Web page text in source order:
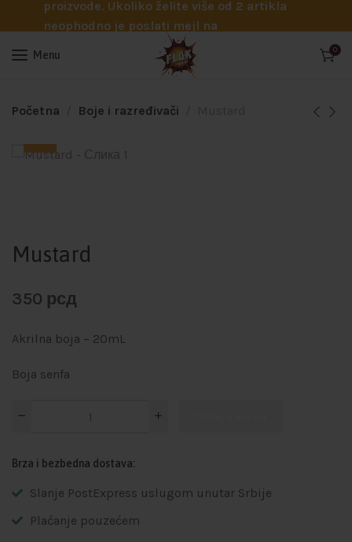
proizvode. Ukoliko želite više od 2 artikla
neophodno je poslati mejl na
info@flakhobby.com sa preciznim šiframa
proizvoda. Svakako nas možete pozvati
potrebna pomoć oko odabira.
Menu 0
Početna Boje i razređivači
Mustard
350 рсд
Akrilna boja – 20mL
Boja senfa
Brza i bezbedna dostava:
Slanje PostExpress uslugom unutar Srbije
Plaćanje pouzećem